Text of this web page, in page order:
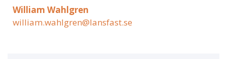
William Wahlgren
william.wahlgren@lansfast.se